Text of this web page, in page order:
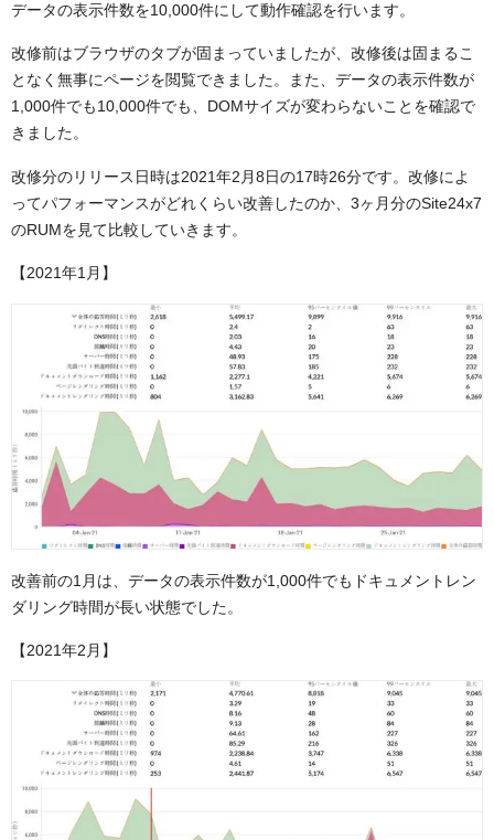
データの表示件数を10,000件にして動作確認を行います。
改修前はブラウザのタブが固まっていましたが、改修後は固まるこ
となく無事にページを閲覧できました。また、データの表示件数が
1,000件でも10,000件でも、DOMサイズが変わらないことを確認で
きました。
改修分のリリース日時は2021年2月8日の17時26分です。改修によ
ってパフォーマンスがどれくらい改善したのか、3ヶ月分のSite24x7
のRUMを見て比較していきます。
【2021年1月】
改善前の1月は、データの表示件数が1,000件でもドキュメントレン
ダリング時間が長い状態でした。
【2021年2月】